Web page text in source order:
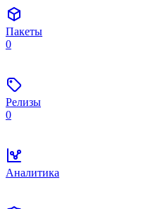
Пакеты
0
Релизы
0
Аналитика